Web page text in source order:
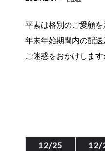
平素は格別のご愛顧を
年末年始期間内の配送
ご迷惑をおかけしま
12/25 12/